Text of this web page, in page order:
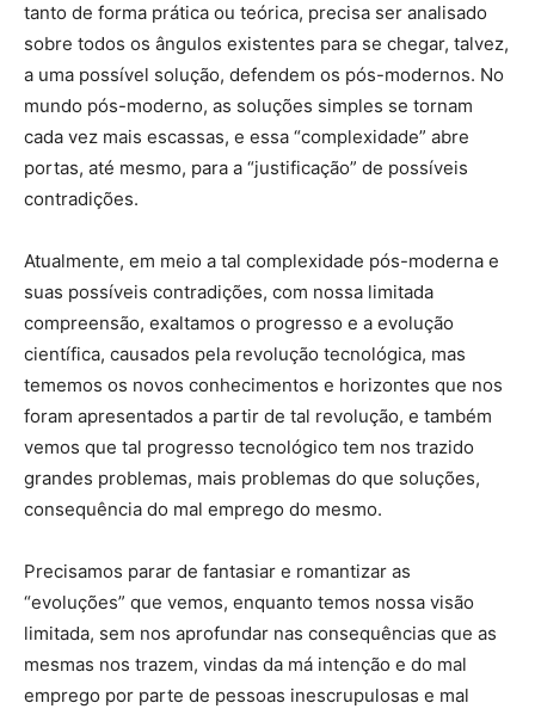
tanto de forma prática ou teórica, precisa ser analisado
sobre todos os ângulos existentes para se chegar, talvez,
a uma possível solução, defendem os pós-modernos. No
mundo pós-moderno, as soluções simples se tornam
cada vez mais escassas, e essa “complexidade” abre
portas, até mesmo, para a “justificação” de possíveis
contradições.
Atualmente, em meio a tal complexidade pós-moderna e
suas possíveis contradições, com nossa limitada
compreensão, exaltamos o progresso e a evolução
científica, causados pela revolução tecnológica, mas
tememos os novos conhecimentos e horizontes que nos
foram apresentados a partir de tal revolução, e também
vemos que tal progresso tecnológico tem nos trazido
grandes problemas, mais problemas do que soluções,
consequência do mal emprego do mesmo.
Precisamos parar de fantasiar e romantizar as
“evoluções” que vemos, enquanto temos nossa visão
limitada, sem nos aprofundar nas consequências que as
mesmas nos trazem, vindas da má intenção e do mal
emprego por parte de pessoas inescrupulosas e mal